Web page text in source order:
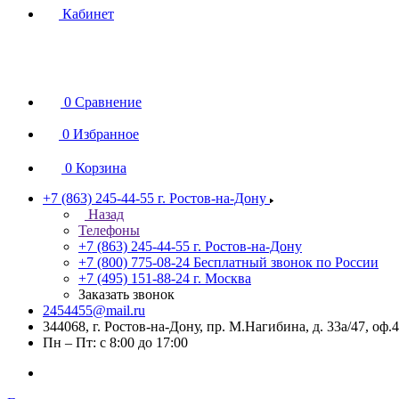
Кабинет
0 Сравнение
0 Избранное
0 Корзина
+7 (863) 245-44-55 г. Ростов-на-Дону
Назад
Телефоны
+7 (863) 245-44-55 г. Ростов-на-Дону
+7 (800) 775-08-24 Бесплатный звонок по России
+7 (495) 151-88-24 г. Москва
Заказать звонок
2454455@mail.ru
344068, г. Ростов-на-Дону, пр. М.Нагибина, д. 33а/47,
Пн – Пт: с 8:00 до 17:00